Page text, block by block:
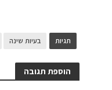
תגיות בעיות שינה
הוספת תגובה